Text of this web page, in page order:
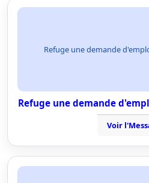
Refuge une demande
Refuge une demande
Voir